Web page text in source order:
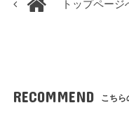
トップページ
RECOMMEND こちら